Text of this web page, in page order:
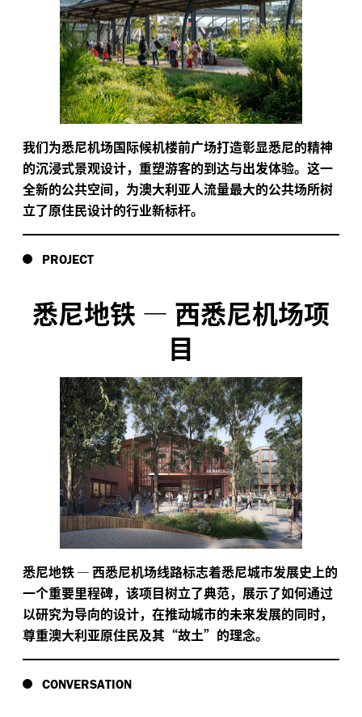
我们为悉尼机场国际候机楼前广场打造彰显悉尼的精神
的沉浸式景观设计，重塑游客的到达与出发体验。这一
全新的公共空间，为澳大利亚人流量最大的公共场所树
立了原住民设计的行业新标杆。
PROJECT
悉尼地铁 — 西悉尼机场项
目
悉尼地铁—西悉尼机场线路标志着悉尼城市发展史上的
一个重要里程碑，该项目树立了典范，展示了如何通过
以研究为导向的设计，在推动城市的未来发展的同时，
尊重澳大利亚原住民及其“故土”的理念。
CONVERSATION